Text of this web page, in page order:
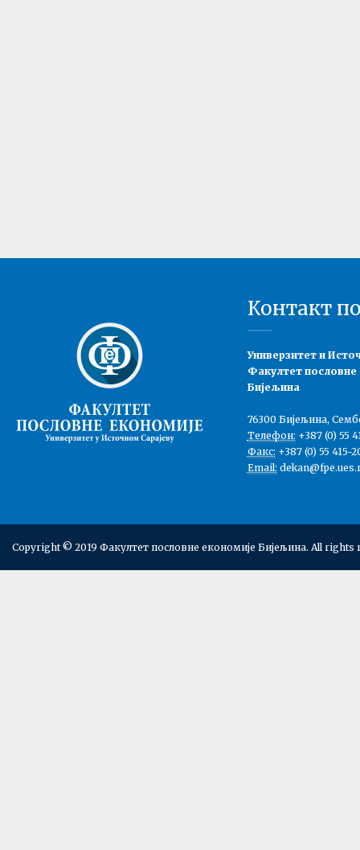
Контакт
Универзитет и
Факултет пословне
Бијељина
76300 Бијељина,
Телефон: +387 (0) 55
Факс: +387 (0) 55 415-
Email:
Copyright © 2019 Факултет пословне економије Бијељина. All rights